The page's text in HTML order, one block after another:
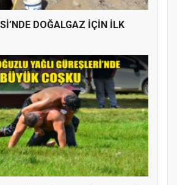
DOĞALGAZ İÇİN İLK